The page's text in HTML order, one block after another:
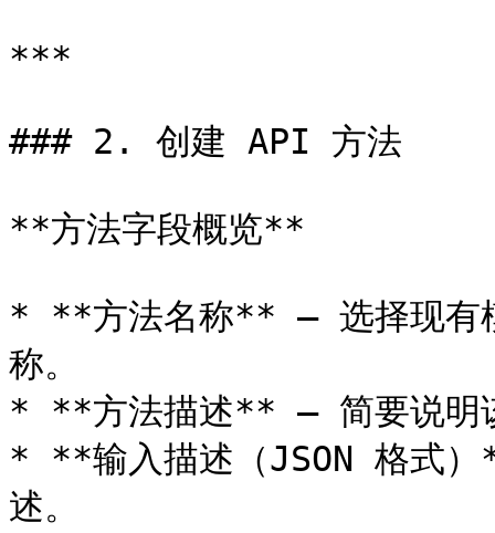
***
### 2. 创建 API 方法
**方法字段概览**
* **方法名称** – 选择现有
称。
* **方法描述** – 简要说明
* **输入描述（JSON 格式
述。